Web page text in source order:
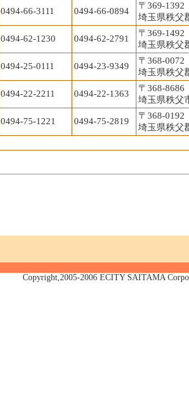
0494-66-3111 0494-66-0894
〒369-1392
埼玉県秩父
0494-62-1230 0494-62-2791
〒369-1492
埼玉県秩父
0494-25-0111 0494-23-9349
〒368-0072
埼玉県秩父
0494-22-2211 0494-22-1363
〒368-8686
埼玉県秩父
0494-75-1221 0494-75-2819
〒368-0192
埼玉県秩父
Copyright,2005-2006 ECITY SAITAMA